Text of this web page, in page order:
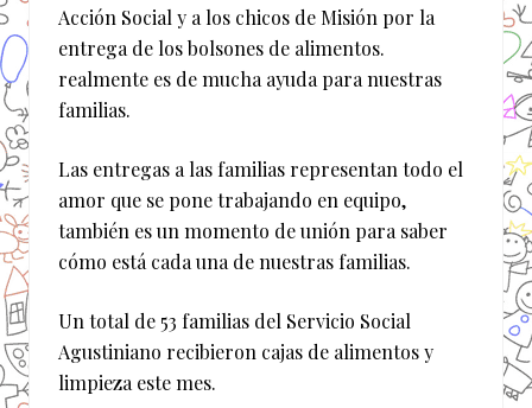
Acción Social y a los chicos de Misión por la
entrega de los bolsones de alimentos.
realmente es de mucha ayuda para nuestras
familias.
Las entregas a las familias representan todo el
amor que se pone trabajando en equipo,
también es un momento de unión para saber
cómo está cada una de nuestras familias.
Un total de 53 familias del Servicio Social
Agustiniano recibieron cajas de alimentos y
limpieza este mes.